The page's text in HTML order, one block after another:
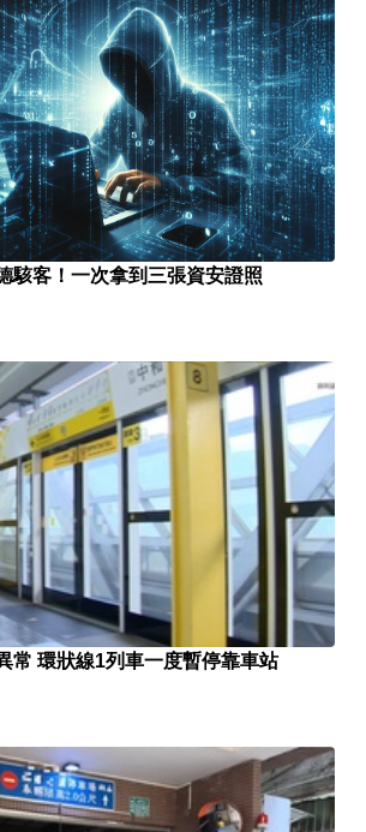
駭客！一次拿到三張資安證照
常 環狀線1列車一度暫停靠車站